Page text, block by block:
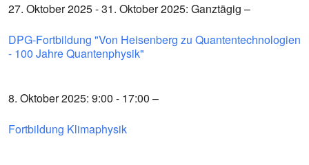
27. Oktober 2025 - 31. Oktober 2025: Ganztägig –
DPG-Fortbildung "Von Heisenberg zu Quantentechnologien
- 100 Jahre Quantenphysik"
8. Oktober 2025: 9:00 - 17:00 –
Fortbildung Klimaphysik